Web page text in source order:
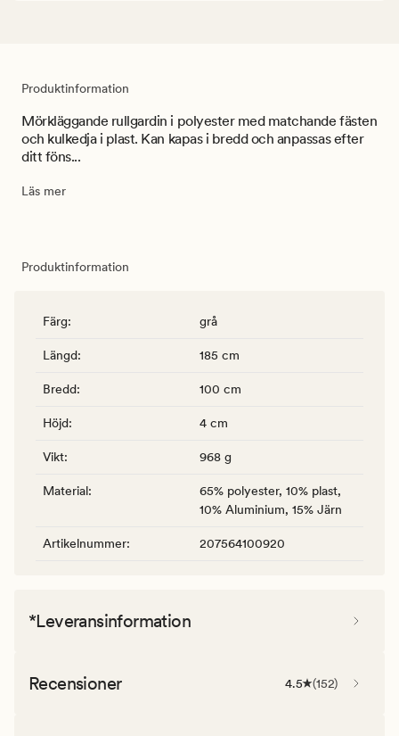
Produktinformation
Mörkläggande rullgardin i polyester med matchande fästen
och kulkedja i plast. Kan kapas i bredd och anpassas efter
ditt föns...
Läs mer
Produktinformation
Färg: grå
Längd: 185 cm
Bredd: 100 cm
Höjd: 4 cm
Vikt: 968 g
Material:
65% polyester, 10% plast,
10% Aluminium, 15% Järn
Artikelnummer: 207564100920
*Leveransinformation
Recensioner 4.5 (152)